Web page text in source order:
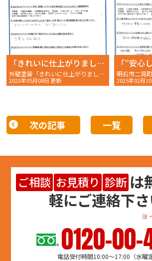
「きれいに仕上がりました。イメージ通りでした。」
外壁塗装「きれいに仕上がりました。イメージ通りでした。」明石市二見町 W様の完工後アンケート〜
2023年05月08日 更新 2025年02月
次の記事 一覧
ご相談 お見積り 診断 は
軽にご連絡下
0120-00-
ヨイ
電話受付時間10:00～17:00（水曜定